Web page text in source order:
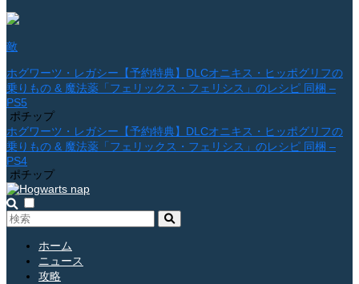
敵
ホグワーツ・レガシー【予約特典】DLCオニキス・ヒッポグリフの
乗りもの & 魔法薬「フェリックス・フェリシス」のレシピ 同梱 –
PS5
ポチップ
ホグワーツ・レガシー【予約特典】DLCオニキス・ヒッポグリフの
乗りもの & 魔法薬「フェリックス・フェリシス」のレシピ 同梱 –
PS4
ポチップ
ホーム
ニュース
攻略